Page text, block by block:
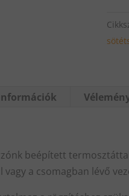
beépített
vagy a csomagban lévő